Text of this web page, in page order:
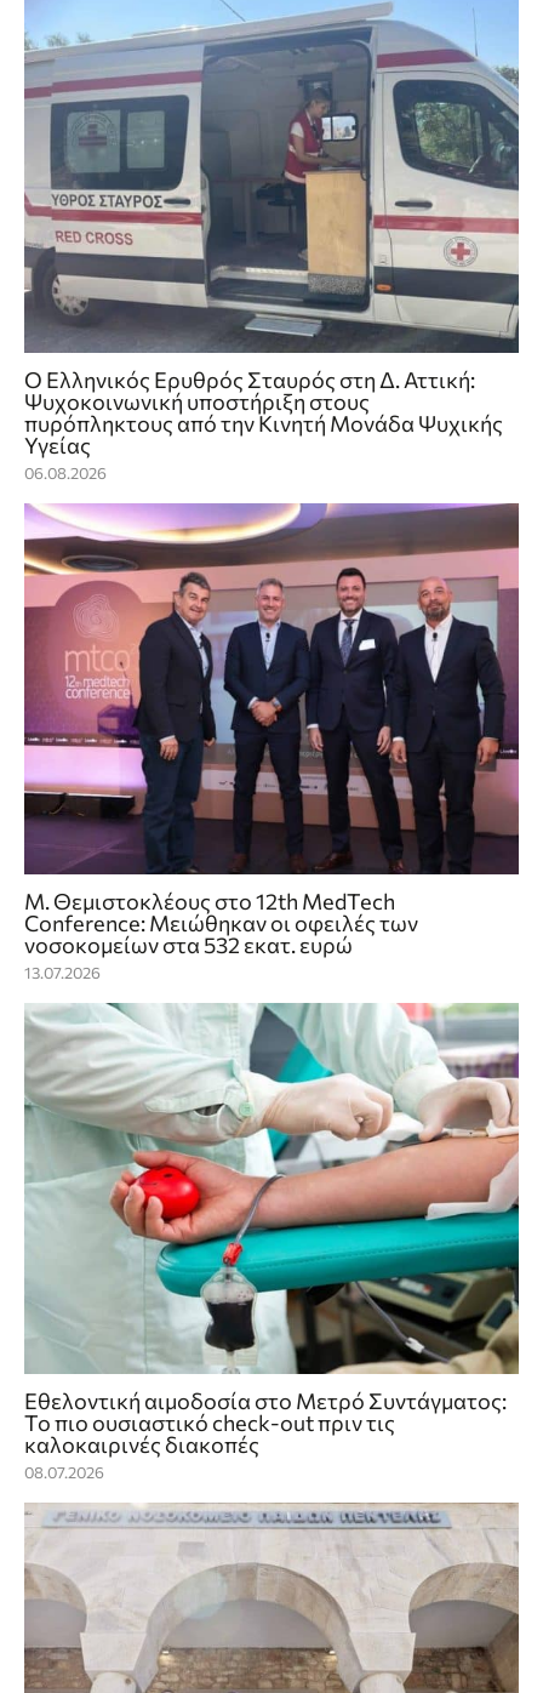
Ο Ελληνικός Ερυθρός Σταυρός στη Δ. Αττική:
Ψυχοκοινωνική υποστήριξη στους
πυρόπληκτους από την Κινητή Μονάδα Ψυχικής
Υγείας
06.08.2026
Μ. Θεμιστοκλέους στο 12th MedTech
Conference: Μειώθηκαν οι οφειλές των
νοσοκομείων στα 532 εκατ. ευρώ
13.07.2026
Εθελοντική αιμοδοσία στο Μετρό Συντάγματος:
Το πιο ουσιαστικό check‑out πριν τις
καλοκαιρινές διακοπές
08.07.2026